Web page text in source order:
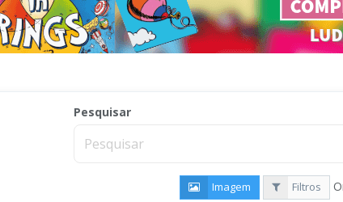
Pesquisar
Imagem Filtros